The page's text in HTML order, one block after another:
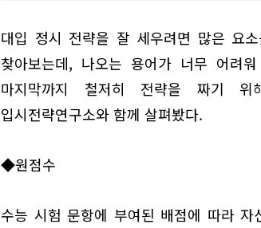
대입 정시 전략을 잘 세우려면 많은 요
찾아보는데, 나오는 용어가 너무 어려
마지막까지 철저히 전략을 짜기
입시전략연구소와 함께 살펴봤다.
◆원점수
수능 시험 문항에 부여된 배점에 따라 자